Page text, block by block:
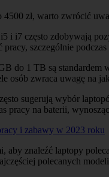
zł, warto zwrócić
i i7 często zdobywają
pracy, szczególnie
do 1 TB są standardem
osób zwraca uwagę na
sugerują wybór
pracy na baterii,
i zabawy w 2023 roku
aby znaleźć laptopy
polecanych